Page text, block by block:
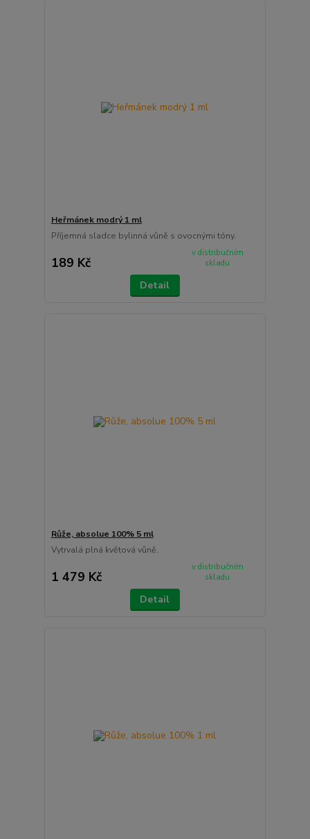
Heřmánek modrý 1 ml
Příjemná sladce bylinná vůně s ovocnými tóny.
189 Kč
v distribučním
skladu
Detail
Růže, absolue 100% 5 ml
Vytrvalá plná květová vůně.
1 479 Kč
v distribučním
skladu
Detail